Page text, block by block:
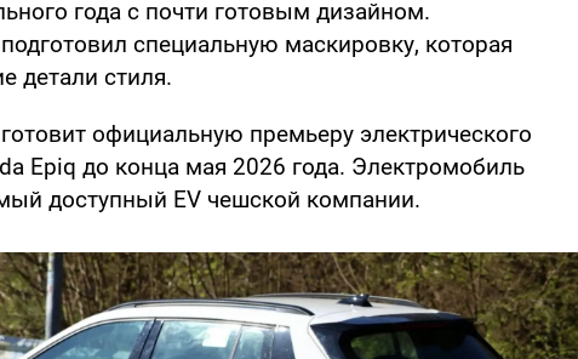
года с почти готовым дизайном.
специальную маскировку, которая
детали стиля.
официальную премьеру электрического
Epiq до конца мая 2026 года. Электромобиль
доступный EV чешской компании.